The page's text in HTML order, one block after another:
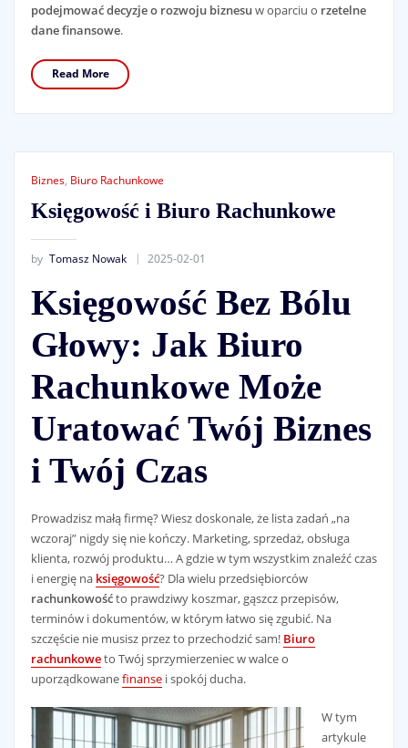
podejmować decyzje o rozwoju biznesuw oparciu o rzetelne
dane finansowe.
Read More
Biznes, Biuro Rachunkowe
Księgowość i Biuro Rachunkowe
by Tomasz Nowak 2025-02-01
Księgowość Bez Bólu
Głowy: Jak Biuro
Rachunkowe Może
Uratować Twój Biznes
i Twój Czas
Prowadzisz małą firmę? Wiesz doskonale, że lista zadań „na
wczoraj” nigdy się nie kończy. Marketing, sprzedaż, obsługa
klienta, rozwój produktu… A gdzie w tym wszystkim znaleźć czas
i energię na księgowość? Dla wielu przedsiębiorców
rachunkowośćto prawdziwy koszmar, gąszcz przepisów,
terminów i dokumentów, w którym łatwo się zgubić. Na
szczęście nie musisz przez to przechodzić sam! Biuro
rachunkoweto Twój sprzymierzeniec w walce o
uporządkowanefinansei spokój ducha.
W tym
artykule